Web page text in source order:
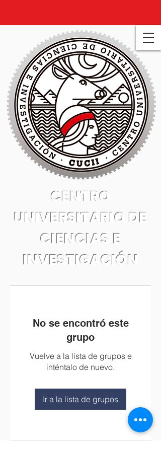
CENTRO
UNIVERSITARIO DE
CIENCIAS E
INVESTIGACIÓN
No se encontró este
grupo
Vuelve a la lista de grupos e
inténtalo de nuevo.
Ir a la lista de grupos